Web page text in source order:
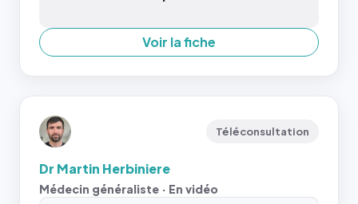
Voir la fiche
Téléconsultation
Dr Martin Herbiniere
Médecin généraliste · En vidéo